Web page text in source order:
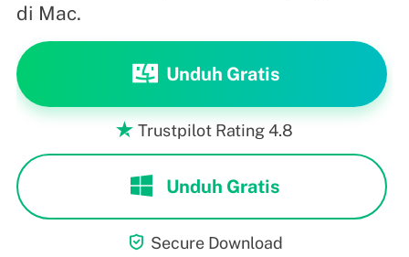
di Mac.
Unduh Gratis
 Trustpilot Rating 4.8
Unduh Gratis
 Secure Download